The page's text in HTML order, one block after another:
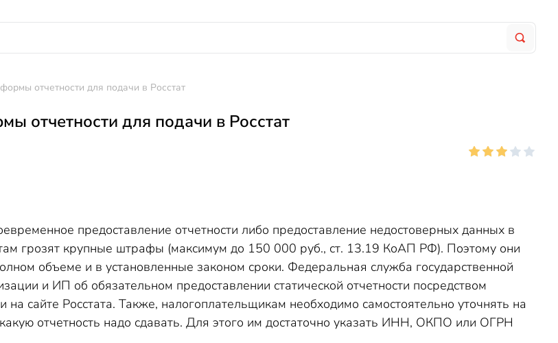
отчетности для подачи в Росстат
отчетности для подачи в Росстат
предоставление отчетности либо предоставление недостоверных данных в
грозят крупные штрафы (максимум до 150 000 руб., ст. 13.19 КоАП РФ). Поэтому они
объеме и в установленные законом сроки. Федеральная служба государственной
и ИП об обязательном предоставлении статической отчетности посредством
сайте Росстата. Также, налогоплательщикам необходимо самостоятельно уточнять на
какую отчетность надо сдавать. Для этого им достаточно указать ИНН, ОКПО или ОГРН